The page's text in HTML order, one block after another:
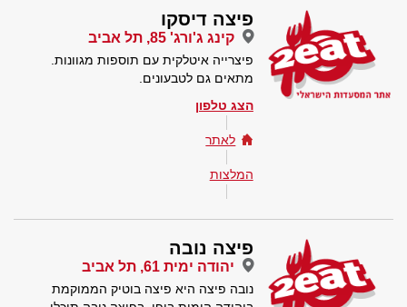
פיצה דיסקו
קינג ג'ורג' 85, תל אביב
פיצרייה איטלקית עם תוספות מגוונות.
מתאים גם לטבעונים.
הצג טלפון
לאתר
המלצות
פיצה נובה
יהודה ימית 61, תל אביב
נובה פיצה היא פיצה בוטיק הממוקמת